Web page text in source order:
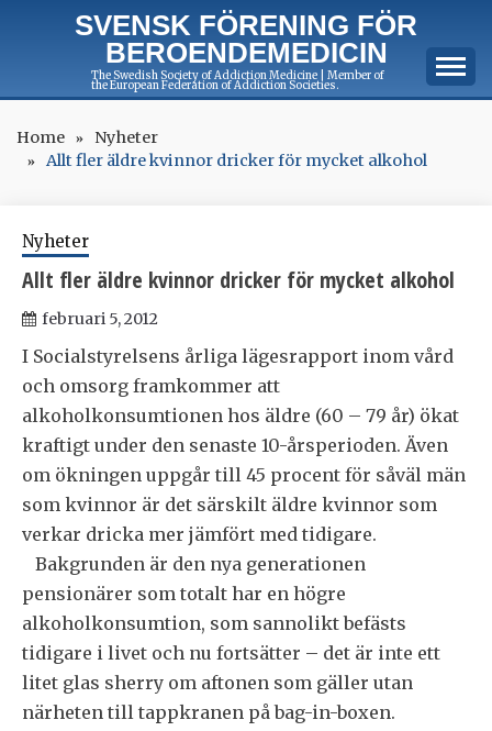
SVENSK FÖRENING FÖR
BEROENDEMEDICIN
The Swedish Society of Addiction Medicine | Member of
the European Federation of Addiction Societies.
Home
Nyheter
Allt fler äldre kvinnor dricker för mycket alkohol
Nyheter
Allt fler äldre kvinnor dricker för mycket alkohol
februari 5, 2012
I Socialstyrelsens årliga lägesrapport inom vård
och omsorg framkommer att
alkoholkonsumtionen hos äldre (60 – 79 år) ökat
kraftigt under den senaste 10-årsperioden. Även
om ökningen uppgår till 45 procent för såväl män
som kvinnor är det särskilt äldre kvinnor som
verkar dricka mer jämfört med tidigare.
Bakgrunden är den nya generationen
pensionärer som totalt har en högre
alkoholkonsumtion, som sannolikt befästs
tidigare i livet och nu fortsätter – det är inte ett
litet glas sherry om aftonen som gäller utan
närheten till tappkranen på bag-in-boxen.